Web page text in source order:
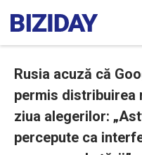
Rusia acuză că
permis distribuirea
ziua alegerilor:
percepute ca